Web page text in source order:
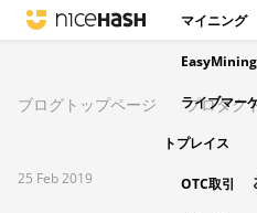
マイニング
EasyMining
ライブマー
トプレイス
OTC取引
ブログトップページ プロダク
25 Feb 2019